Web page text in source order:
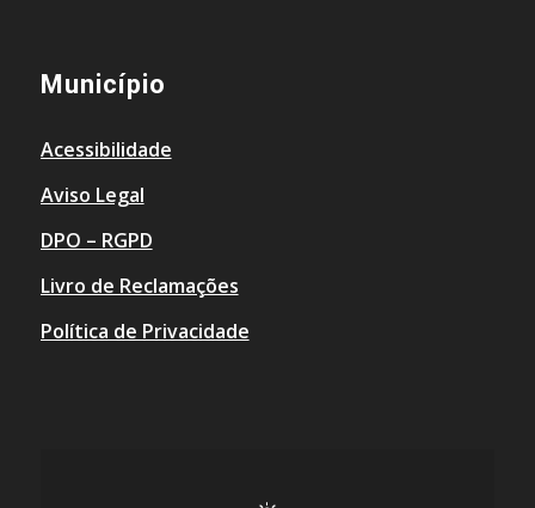
Município
Acessibilidade
Aviso Legal
DPO – RGPD
Livro de Reclamações
Política de Privacidade